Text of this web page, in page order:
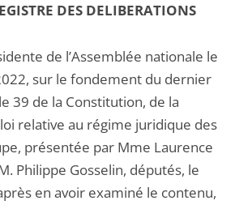
DES DELIBERATIONS
de l’Assemblée nationale le
sur le fondement du dernier
39 de la Constitution, de la
relative au régime juridique des
présentée par Mme Laurence
Philippe Gosselin, députés, le
en avoir examiné le contenu,